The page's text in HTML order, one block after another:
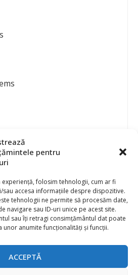
pentru
experiență, folosim tehnologii, cum ar fi
sau accesa informațiile despre dispozitive.
tehnologii ne permite să procesăm date,
navigare sau ID-uri unice pe acest site.
sau îți retragi consimțământul dat poate
unor anumite funcționalități și funcții.
ACCEPTĂ
Publicitate